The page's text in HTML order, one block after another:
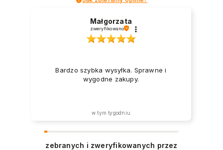
Małgorzata
zweryfikowano
Bardzo szybka wysyłka. Sprawne i
wygodne zakupy.
w tym tygodniu
zebranych i zweryfikowanych przez